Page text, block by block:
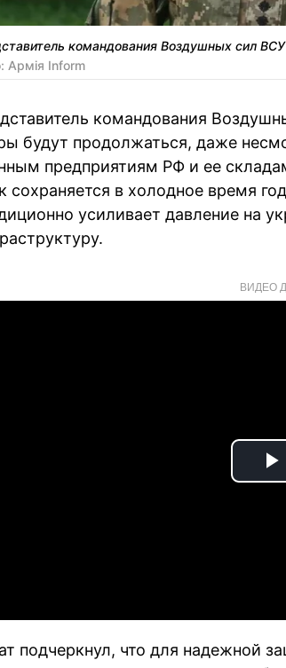
командования Воздушных сил
Армія Inform
командования
будут продолжаться, даже
предприятиям РФ и ее
сохраняется в холодное время
усиливает давление на
ВИДЕО
подчеркнул, что для надежной